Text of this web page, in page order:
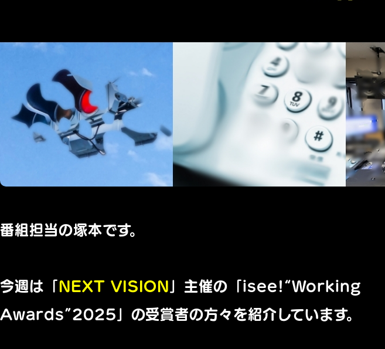
番組担当の塚本です。
今週は「 NEXT VISION
」主催の「isee!“Working
Awards”2025」の受賞者の方々を紹介しています。